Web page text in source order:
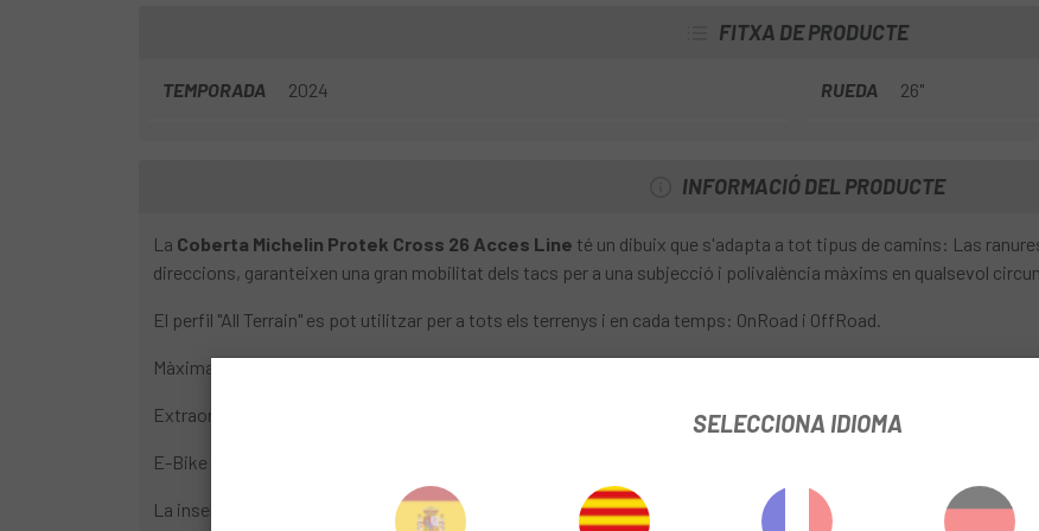
FITXA DE PRODUCTE
TEMPORADA 2024 RUEDA 26"
INFORMACIÓ DEL PRODUCTE
La Coberta Michelin Protek Cross 26 Acces Line té un dibuix que s'adapta a tot tipus de camins: Las
direccions, garanteixen una gran mobilitat dels tacs per a una subjecció i polivalència màxims en qualsevol
El perfil "All Terrain" es pot utilitzar per a tots els terrenys i en cada temps: OnRoad i OffRoad.
Màxima mobilitat amb la màxima adherència en totes las condicions.
Extraordinari adherència en terrenys mullats i relliscosos.
E-Bike Ready (fins a 25 km/h).
La inserció de 1mm de protecció antipunxades atorga una eficient protecció en tot moment.
SELECCIONA IDIOMA